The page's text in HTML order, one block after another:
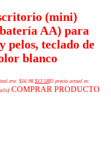
(mini)
AA) para
pelos, teclado de
blanco
era: $16.98.$13.58El precio actual es:
) COMPRAR PRODUCTO